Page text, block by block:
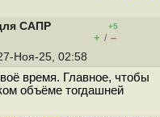
САПР
+5
+ / –
Ноя-25, 02:58
время. Главное, чтобы
объёме тогдашней